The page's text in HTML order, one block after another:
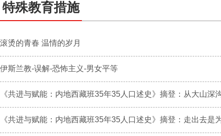
特殊教育措施
滚烫的青春 温情的岁月
伊斯兰教-误解-恐怖主义-男女平等
《共进与赋能：内地西藏班35年35人口述史》摘登：从大山深
《共进与赋能：内地西藏班35年35人口述史》摘登：走出去是